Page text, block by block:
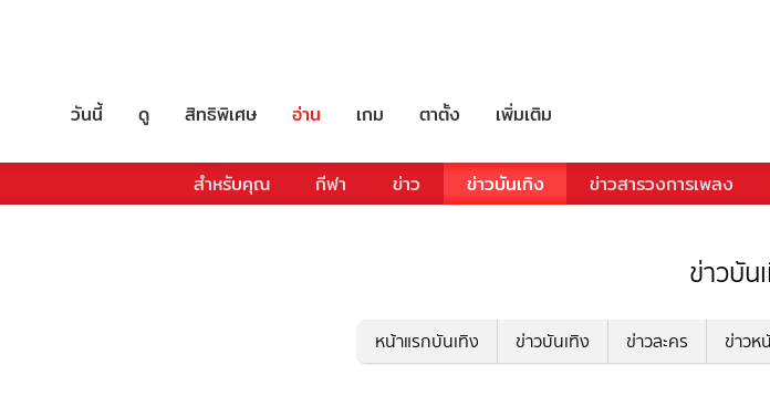
วันนี้ ดู สิทธิพิเศษ อ่าน เกม ตาตั้ง เพิ่มเติม
สำหรับคุณ กีฬา ข่าว ข่าวบันเทิง ข่าวสารวงการเพลง
ข่าวบัน
หน้าแรกบันเทิง ข่าวบันเทิง ข่าวละคร ข่าวห